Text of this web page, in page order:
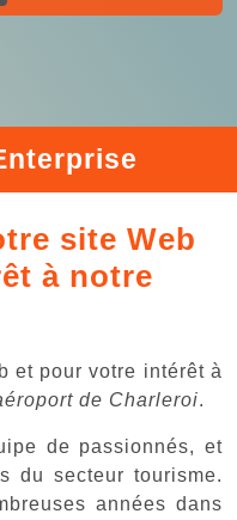
site Web
à notre
et pour votre intérêt à
de Charleroi.
de passionnés, et
du secteur tourisme.
années dans